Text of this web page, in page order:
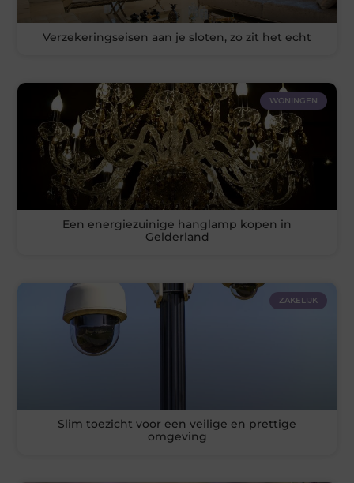
Verzekeringseisen aan je sloten, zo zit het echt
WONINGEN
Een energiezuinige hanglamp kopen in
Gelderland
ZAKELIJK
Slim toezicht voor een veilige en prettige
omgeving